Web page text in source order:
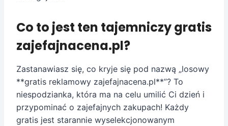
Co to jest ten tajemniczy gratis
zajefajnacena.pl?
Zastanawiasz się, co kryje się pod nazwą „losowy
**gratis reklamowy zajefajnacena.pl**”? To
niespodzianka, która ma na celu umilić Ci dzień i
przypominać o zajefajnych zakupach! Każdy
gratis jest starannie wyselekcjonowanym